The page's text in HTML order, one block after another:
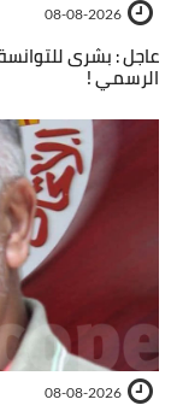
08-08-2026
عاجل : بشرى
الرسمي !
08-08-2026